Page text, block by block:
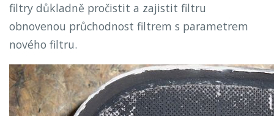
filtry důkladně pročistit a zajistit filtru
obnovenou průchodnost filtrem s parametrem
nového filtru.